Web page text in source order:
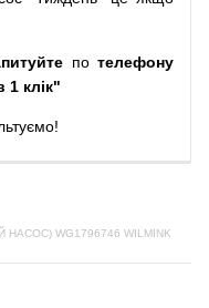
по телефону
1 клік"
!
WG1796746 WILMINK